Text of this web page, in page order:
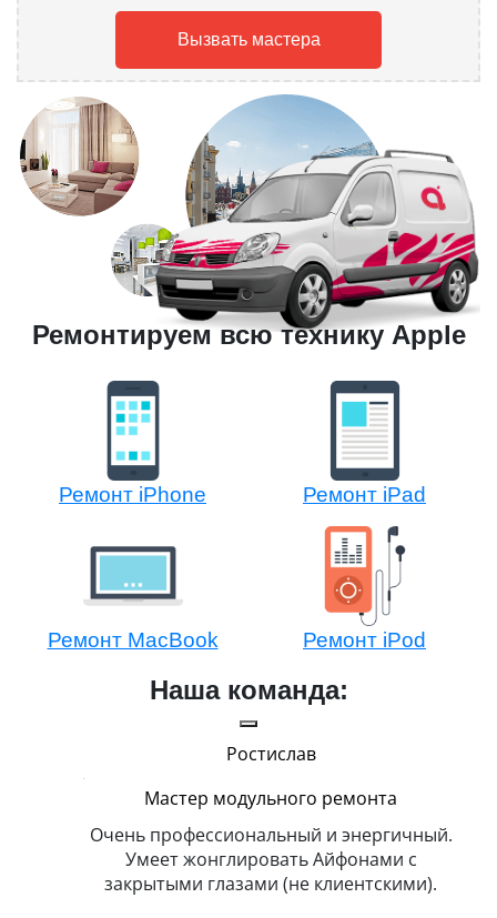
Вызвать мастера
Ремонтируем всю технику Apple
Ремонт iPhone Ремонт iPad
Ремонт MacBook Ремонт iPod
Наша команда:
Ростислав
Мастер модульного ремонта
Очень профессиональный и энергичный.
Умеет жонглировать Айфонами с
закрытыми глазами (не клиентскими).